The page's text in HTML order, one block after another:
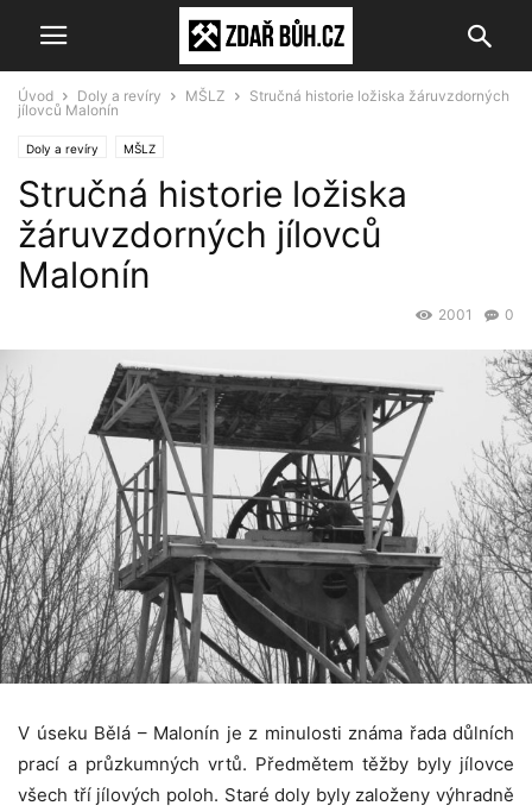
Úvod Doly a revíry MŠLZ
Stručná historie ložiska žáruvzdorných
jílovců Malonín
Doly a revíry MŠLZ
Stručná historie ložiska
žáruvzdorných jílovců
Malonín
0
2001
V úseku Bělá – Malonín je z minulosti známa řada důlních
prací a průzkumných vrtů. Předmětem těžby byly jílovce
všech tří jílových poloh. Staré doly byly založeny výhradně